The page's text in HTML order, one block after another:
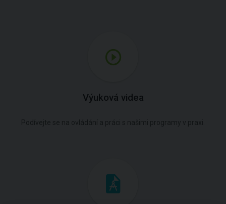
Výuková videa